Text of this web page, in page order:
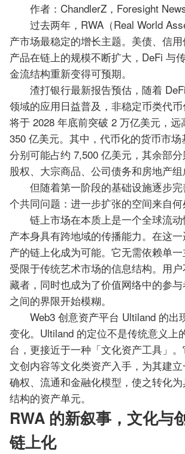
作者：ChandlerZ，Foresight
过去两年，RWA（Real World
产市场最稳定的增长主题。美债、信
产品在链上的规模不断扩大，DeFi 与
金流结构重新变得可预期。
渣打银行最新报告预估，随着
领域的应用日益普及，非稳定币类代币
将于 2028 年底前突破 2 万亿美元，远
350 亿美元。其中，代币化的货币市
分别可能占约 7,500 亿美元，其余部
股权、大宗商品、公司债务和房地产组
但随着第一阶段的基础设施逐步
个共同问题：进一步扩张的空间来自何
链上市场在本质上是一个全球流
产本身具有跨地域的传播能力。在这
产的链上化成为可能。它无需依赖单
受限于传统艺术市场的信息结构。用
藏者，同时也成为了价值网络中的参
之间的界限开始模糊。
Web3 创意资产平台 Ultiland 的出
变化。Ultiland 的定位不是传统意义上
台，更接近于一种「文化资产工具」。
文创内容等文化类资产入手，为其建立
确权、流通和金融化模型，使之转化
结构的资产单元。
RWA 的新叙事，文化与
链上化